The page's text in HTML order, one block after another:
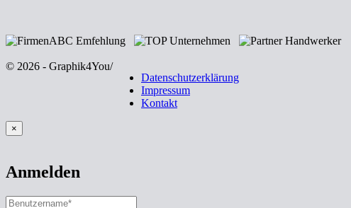
© 2026 - Graphik4You/
Datenschutzerklärung
Impressum
Kontakt
×
Anmelden
Benutzername